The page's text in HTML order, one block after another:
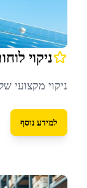
ניקוי
ניקוי מקצועי
למידע נוסף